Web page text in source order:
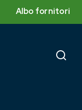
Albo fornitori